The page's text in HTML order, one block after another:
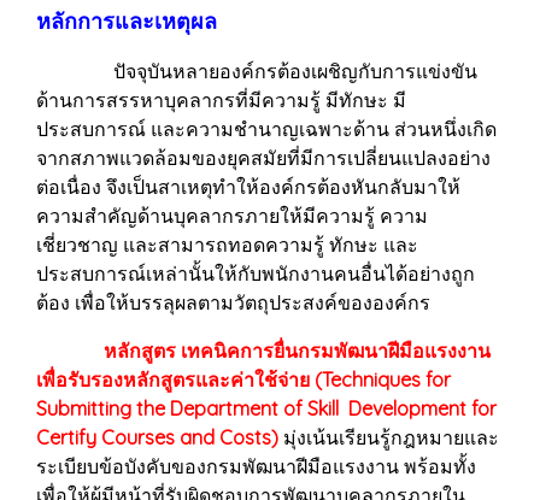
หลักการและเหตุผล
ปัจจุบันหลายองค์กรต้องเผชิญกับการแข่งขัน
ด้านการสรรหาบุคลากรที่มีความรู้ มีทักษะ มี
ประสบการณ์ และความชำนาญเฉพาะด้าน ส่วนหนึ่งเกิด
จากสภาพแวดล้อมของยุคสมัยที่มีการเปลี่ยนแปลงอย่าง
ต่อเนื่อง จึงเป็นสาเหตุทำให้องค์กรต้องหันกลับมาให้
ความสำคัญด้านบุคลากรภายให้มีความรู้ ความ
เชี่ยวชาญ และสามารถทอดความรู้ ทักษะ และ
ประสบการณ์เหล่านั้นให้กับพนักงานคนอื่นได้อย่างถูก
ต้อง เพื่อให้บรรลุผลตามวัตถุประสงค์ขององค์กร
หลักสูตร เทคนิคการยื่นกรมพัฒนาฝีมือแรงงาน
เพื่อรับรองหลักสูตรและค่าใช้จ่าย (Techniques for
Submitting the Department of Skill Development for
Certify Courses and Costs) มุ่งเน้นเรียนรู้กฎหมายและ
ระเบียบข้อบังคับของกรมพัฒนาฝีมือแรงงาน พร้อมทั้ง
เพื่อให้ผู้มีหน้าที่รับผิดชอบการพัฒนาบุคลากรภายใน